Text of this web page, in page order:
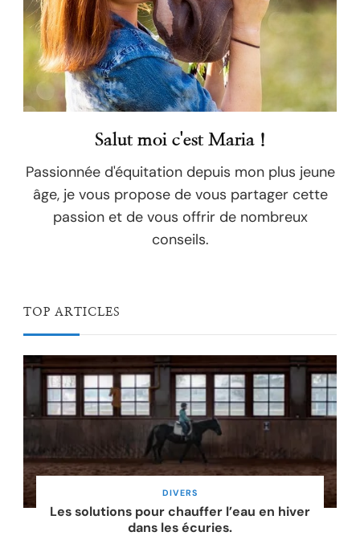
Salut moi c'est Maria !
Passionnée d'équitation depuis mon plus jeune
âge, je vous propose de vous partager cette
passion et de vous offrir de nombreux
conseils.
TOP ARTICLES
DIVERS
Les solutions pour chauffer l’eau en hiver
dans les écuries.